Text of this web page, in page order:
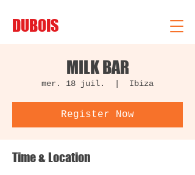
DUBOIS
MILK BAR
mer. 18 juil. Ibiza
Register Now
Time & Location